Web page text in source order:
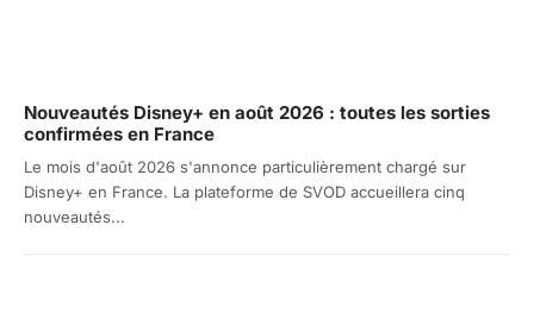
Nouveautés Disney+ en août 2026 : toutes les sorties
confirmées en France
Le mois d'août 2026 s'annonce particulièrement chargé sur
Disney+ en France. La plateforme de SVOD accueillera cinq
nouveautés...